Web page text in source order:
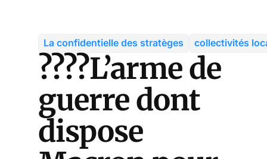
La confidentielle des stratèges collectivités
????L’arme de
guerre dont
dispose